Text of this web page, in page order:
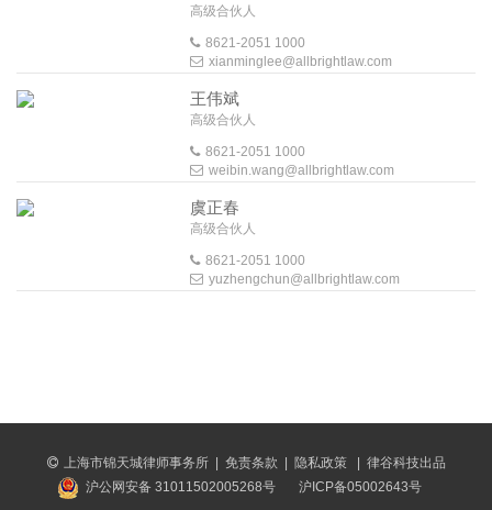
高级合伙人
8621-2051 1000
xianminglee@allbrightlaw.com
王伟斌
高级合伙人
8621-2051 1000
weibin.wang@allbrightlaw.com
虞正春
高级合伙人
8621-2051 1000
yuzhengchun@allbrightlaw.com
上海市锦天城律师事务所 | 免责条款 | 隐私政策 | 律谷科技出品
沪公网安备 31011502005268号
沪ICP备05002643号